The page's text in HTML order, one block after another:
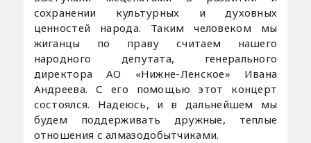
сохранении культурных и духовных
ценностей народа. Таким человеком мы
жиганцы по праву считаем нашего
народного депутата, генерального
директора АО «Нижне-Ленское» Ивана
Андреева. С его помощью этот концерт
состоялся. Надеюсь, и в дальнейшем мы
будем поддерживать дружные, теплые
отношения с алмазодобытчиками.